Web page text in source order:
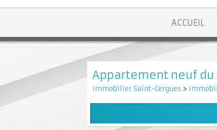
ACCUEIL
Appartement neuf du
Immobilier Saint-Cergues >